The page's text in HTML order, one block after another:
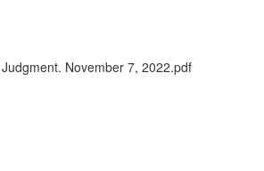
November 7, 2022.pdf